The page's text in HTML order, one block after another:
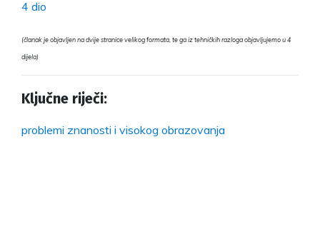
4 dio
(članak je objavljen na dvije stranice velikog formata, te ga iz tehničkih razloga objavljujemo u 4
dijela)
Ključne riječi:
problemi znanosti i visokog obrazovanja